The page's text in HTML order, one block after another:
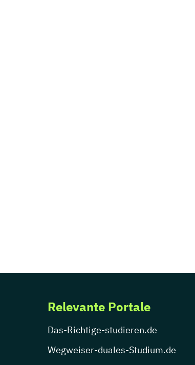
Relevante Portale
Das-Richtige-studieren.de
Wegweiser-duales-Studium.de